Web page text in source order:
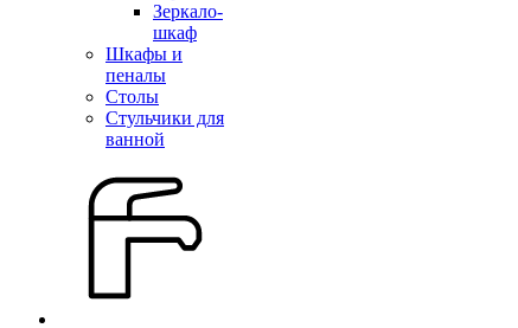
Зеркало-
шкаф
Шкафы и
пеналы
Столы
Стульчики для
ванной